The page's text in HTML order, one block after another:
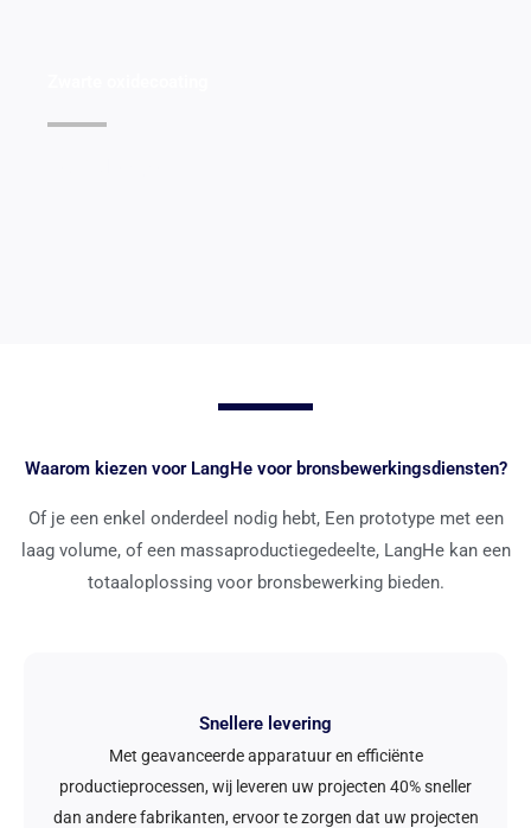
Waarom kiezen voor LangHe voor bronsbewerkingsdiensten?
Of je een enkel onderdeel nodig hebt, Een prototype met een
laag volume, of een massaproductiegedeelte, LangHe kan een
totaaloplossing voor bronsbewerking bieden.
Snellere levering
Met geavanceerde apparatuur en efficiënte
productieprocessen, wij leveren uw projecten 40% sneller
dan andere fabrikanten, ervoor te zorgen dat uw projecten